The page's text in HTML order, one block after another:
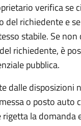
verifica se
del richiedente e
stabile. Se
richiedente, è
pubblica.
dalle disposizioni
o posto auto
la domanda